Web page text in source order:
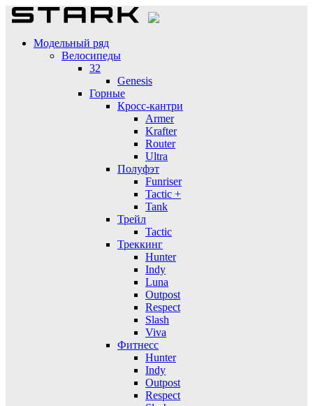
Модельный ряд
Велосипеды
32
Genesis
Горные
Кросс-кантри
Armer
Krafter
Router
Ultra
Полуфэт
Funriser
Tactic +
Tank
Трейл
Tactic
Треккинг
Hunter
Indy
Luna
Outpost
Respect
Slash
Viva
Фитнесс
Hunter
Indy
Outpost
Respect